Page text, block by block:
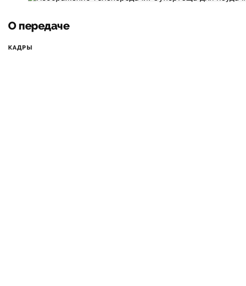
О передаче
КАДРЫ